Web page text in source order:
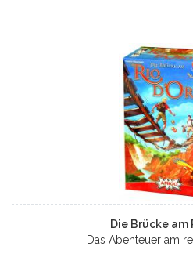
Die Brücke am
Das Abenteuer am